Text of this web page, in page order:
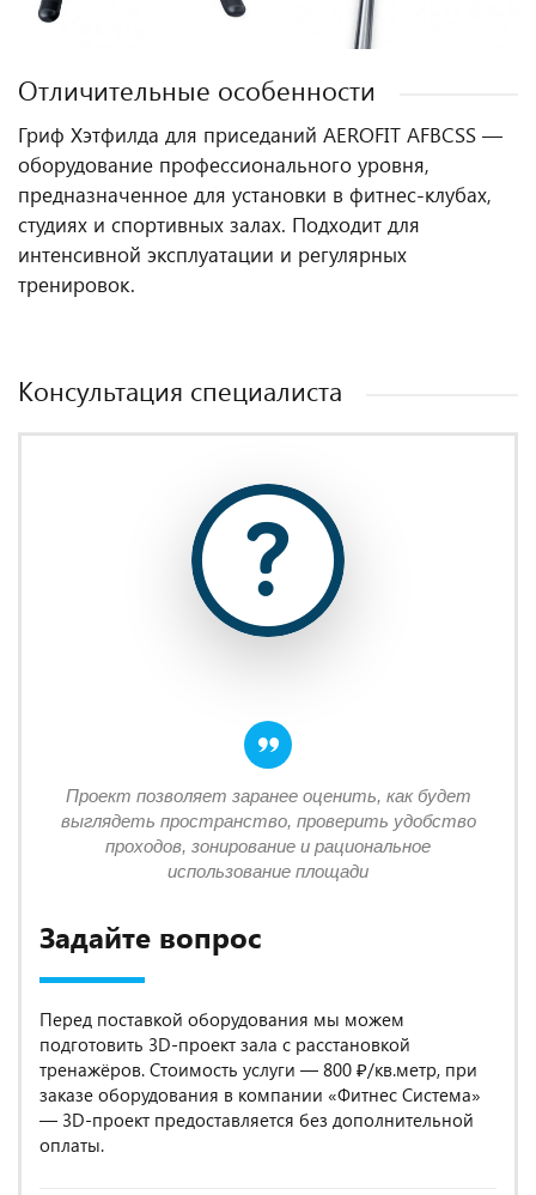
Отличительные особенности
Гриф Хэтфилда для приседаний AEROFIT AFBCSS —
оборудование профессионального уровня,
предназначенное для установки в фитнес‑клубах,
студиях и спортивных залах. Подходит для
интенсивной эксплуатации и регулярных
тренировок.
Консультация специалиста
Задайте вопрос
Перед поставкой оборудования мы можем
подготовить 3D-проект зала с расстановкой
тренажёров. Стоимость услуги — 800 ₽/кв.метр, при
заказе оборудования в компании «Фитнес Система»
— 3D-проект предоставляется без дополнительной
оплаты.
Проект позволяет заранее оценить, как будет
выглядеть пространство, проверить удобство
проходов, зонирование и рациональное
использование площади